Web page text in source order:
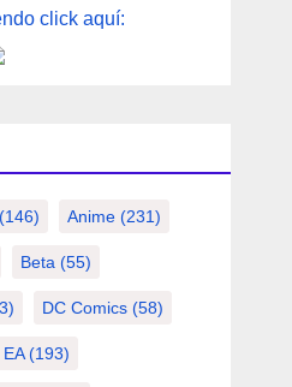
click aquí:
(146) Anime (231)
Beta (55)
DC Comics (58)
EA(193)